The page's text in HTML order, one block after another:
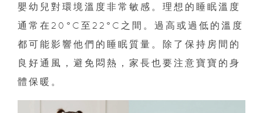
嬰幼兒對環境溫度非常敏感。理想的睡眠溫度
通常在20°C至22°C之間。過高或過低的溫度
都可能影響他們的睡眠質量。除了保持房間的
良好通風，避免悶熱，家長也要注意寶寶的身
體保暖。